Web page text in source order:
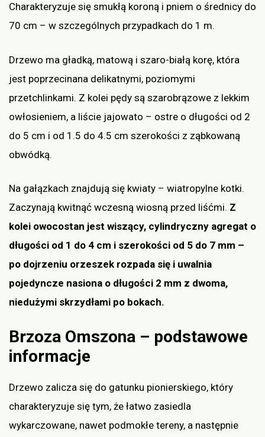
Charakteryzuje się smukłą koroną i pniem o średnicy do
70 cm – w szczególnych przypadkach do 1 m.
Drzewo ma gładką, matową i szaro-białą korę, która
jest poprzecinana delikatnymi, poziomymi
przetchlinkami. Z kolei pędy są szarobrązowe z lekkim
owłosieniem, a liście jajowato – ostre o długości od 2
do 5 cm i od 1.5 do 4.5 cm szerokości z ząbkowaną
obwódką.
Na gałązkach znajdują się kwiaty – wiatropylne kotki.
Zaczynają kwitnąć wczesną wiosną przed liśćmi. Z
kolei owocostan jest wiszący, cylindryczny agregat o
długości od 1 do 4 cm i szerokości od 5 do 7 mm –
po dojrzeniu orzeszek rozpada się i uwalnia
pojedyncze nasiona o długości 2 mm z dwoma,
niedużymi skrzydłami po bokach.
Brzoza Omszona – podstawowe
informacje
Drzewo zalicza się do gatunku pionierskiego, który
charakteryzuje się tym, że łatwo zasiedla
wykarczowane, nawet podmokłe tereny, a następnie